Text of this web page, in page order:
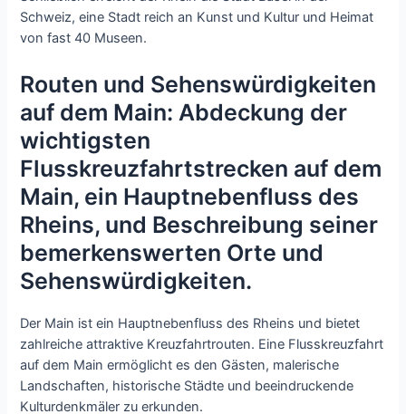
Schweiz, eine Stadt reich an Kunst und Kultur und Heimat
von fast 40 Museen.
Routen und Sehenswürdigkeiten
auf dem Main: Abdeckung der
wichtigsten
Flusskreuzfahrtstrecken auf dem
Main, ein Hauptnebenfluss des
Rheins, und Beschreibung seiner
bemerkenswerten Orte und
Sehenswürdigkeiten.
Der Main ist ein Hauptnebenfluss des Rheins und bietet
zahlreiche attraktive Kreuzfahrtrouten. Eine Flusskreuzfahrt
auf dem Main ermöglicht es den Gästen, malerische
Landschaften, historische Städte und beeindruckende
Kulturdenkmäler zu erkunden.